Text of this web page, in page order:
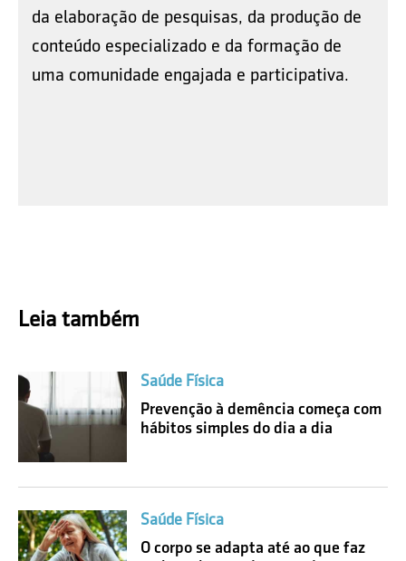
da elaboração de pesquisas, da produção de
conteúdo especializado e da formação de
uma comunidade engajada e participativa.
Leia também
Saúde Física
Prevenção à demência começa com
hábitos simples do dia a dia
Saúde Física
O corpo se adapta até ao que faz